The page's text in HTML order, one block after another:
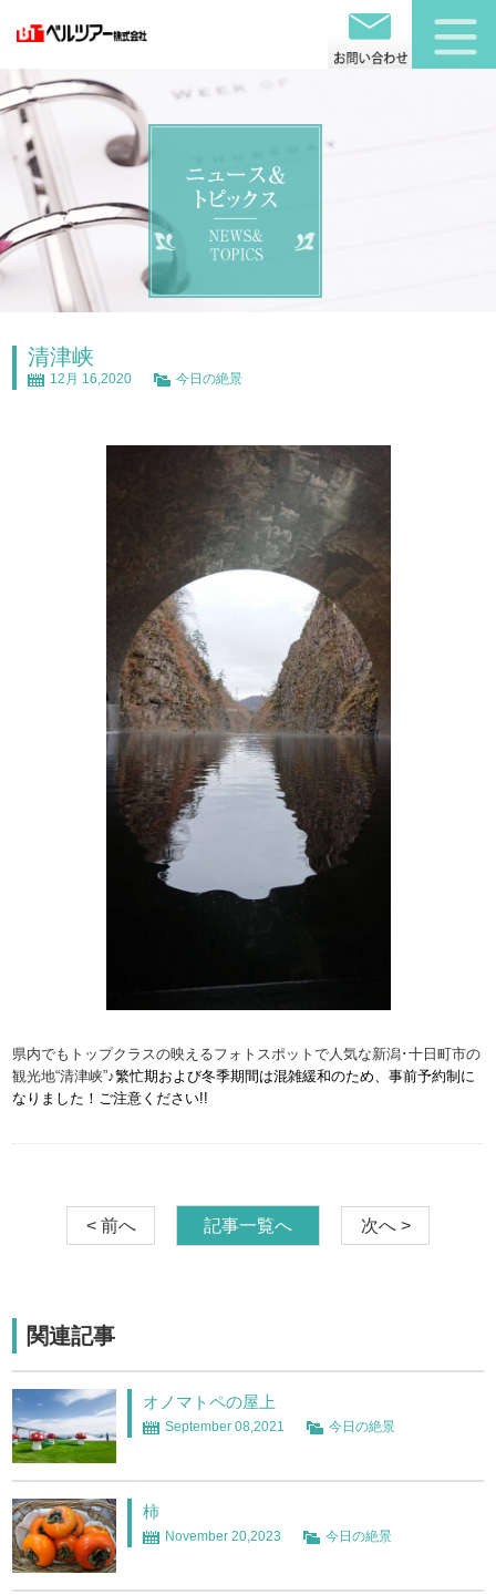
清津峡
12月 16,2020 今日の絶景
県内でもトップクラスの映えるフォトスポットで人気な新潟･十日町市の
観光地“清津峡”♪繁忙期および冬季期間は混雑緩和のため、事前予約制に
なりました！ご注意ください!!
< 前へ 記事一覧へ 次へ >
関連記事
オノマトペの屋上
September 08,2021 今日の絶景
柿
November 20,2023 今日の絶景